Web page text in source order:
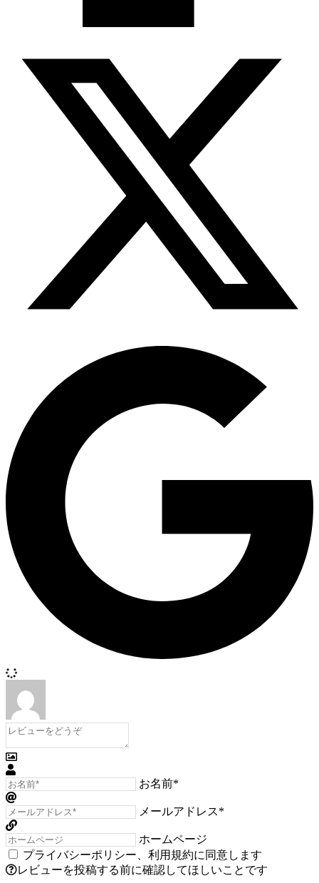
お名前*
メールアドレス*
ホームページ
プライバシーポリシー
利用規約に同意します
レビューを投稿する前に確認してほしいことです